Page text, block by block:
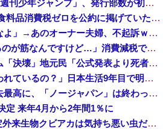
かつて650万部を誇った「週刊少年ジャンプ」、発行部数が初の100万部割れ
【速報】 記者「中革連は食料品消費税ゼロを公約に掲げていたが？」→階猛氏「そ、それは財源確保という条件付き」
「コンビニ、馬鹿にすんなよ」→あのオーナー夫婦、不起訴ｗｗｗｗｗｗｗｗｗ
【消費税率1％】 「下げるのが筋なんですけど…」消費減税で値下がりする分と同じだけ商品を値上げして店頭価格を変えない店も
中国「大洪水！」中国ダム「決壊」地元民「公式発表より死者多い！」中国政府「住民拘束！（安否不明」中国当局「救助隊動画も削除」台風13号「三峡ダム接近中」→
「中国人ってこんなに嫌われているの？」日本生活9年目で明かす本心！
韓国人の対日好感度が過去最高に、「ノージャパン」は終わった？＝ネット「中国より100倍いい」
定 来年4月から2年間1％に
【予算100万】 市長「特定外来生物クビアカは気持ち悪い虫だしそんな需要ないと思う」1匹300円相当の報奨金→初日に42万取られ焦り